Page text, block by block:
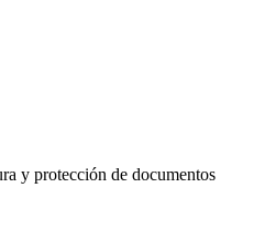
y protección de documentos